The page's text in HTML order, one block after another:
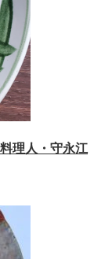
理人・守永江